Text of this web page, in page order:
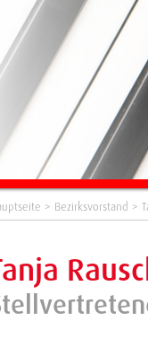
> Bezirksvorstand >